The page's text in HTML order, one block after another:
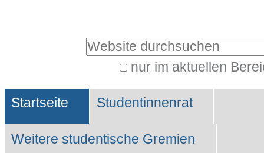
Website durchsuchen
nur im aktuellen
Suche…
Sektionen
Startseite Studentinnenrat
Weitere studentische Gremien